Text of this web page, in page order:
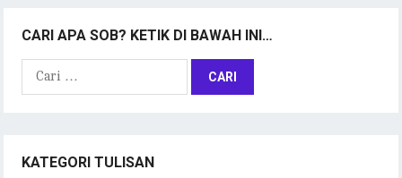
CARI APA SOB? KETIK DI BAWAH INI…
Cari
KATEGORI TULISAN